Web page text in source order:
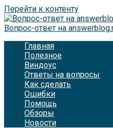
Перейти к контенту
Вопрос-ответ на
Главная
Полезное
Виндоус
Ответы на вопросы
Как сделать
Ошибки
Помощь
Обзоры
Новости